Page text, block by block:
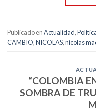
Publicado enActualidad,Política
CAMBIO,NICOLAS,nicolas
“COLOMBIA
SOMBRA DE